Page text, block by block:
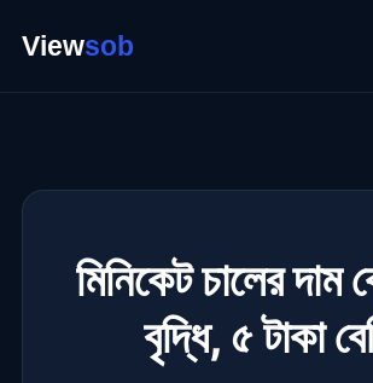
মিনিকেট চালের দাম
বৃদ্ধি, ৫ টাকা